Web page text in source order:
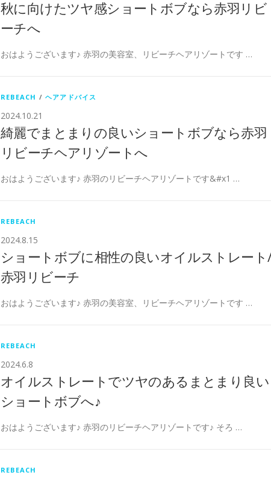
秋に向けたツヤ感ショートボブなら赤羽リビ
ーチへ
おはようございます♪ 赤羽の美容室、リビーチヘアリゾートです …
REBEACH /ヘアアドバイス
2024.10.21
綺麗でまとまりの良いショートボブなら赤羽
リビーチヘアリゾートへ
おはようございます♪ 赤羽のリビーチヘアリゾートです&#x1 …
REBEACH
2024.8.15
ショートボブに相性の良いオイルストレー
赤羽リビーチ
おはようございます♪ 赤羽の美容室、リビーチヘアリゾートです …
REBEACH
2024.6.8
オイルストレートでツヤのあるまとまり良い
ショートボブへ♪
おはようございます♪ 赤羽のリビーチヘアリゾートです♪ そろ …
REBEACH